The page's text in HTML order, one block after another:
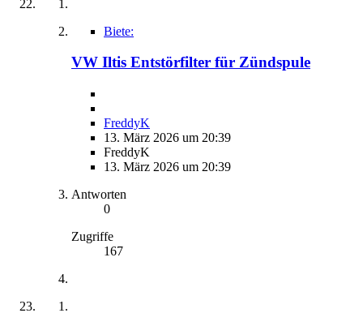
Biete:
VW Iltis Entstörfilter für Zündspule
FreddyK
13. März 2026 um 20:39
FreddyK
13. März 2026 um 20:39
Antworten
0
Zugriffe
167